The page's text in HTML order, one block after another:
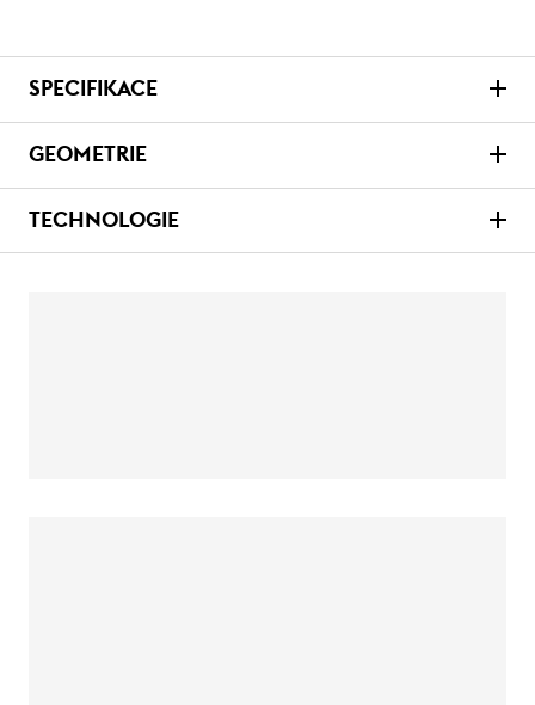
SPECIFIKACE
GEOMETRIE
TECHNOLOGIE